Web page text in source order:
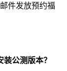
件发放预约福
公测版本？